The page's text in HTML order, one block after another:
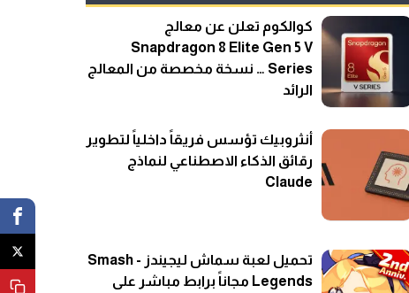
كوالكوم تعلن عن معالج
Snapdragon 8 Elite Gen 5 V
Series … نسخة مخصصة من المعالج
الرائد
أنثروبيك تؤسس فريقاً داخلياً لتطوير
رقائق الذكاء الاصطناعي لنماذج
Claude
تحميل لعبة سماش ليجيندز - Smash
Legends مجاناً برابط مباشر على